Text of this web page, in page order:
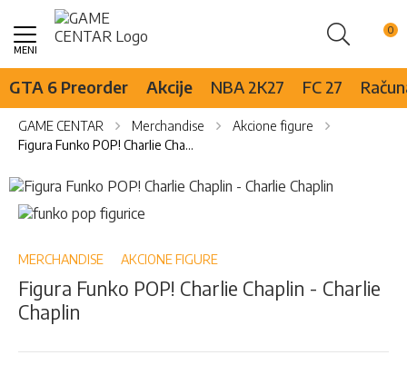
Pretraži
Skip
Content
GTA 6 Preorder Akcije NBA 2K27 FC 27
GAME CENTAR Merchandise
Akcione figure
Figura Funko POP! Charlie Chaplin - Charlie Chaplin
Skip
to
the
of
images
gallery
Skip
to
beginning
the
images
MERCHANDISE AKCIONE FIGURE
Figura Funko POP! Charlie Chaplin - Charlie
Chaplin